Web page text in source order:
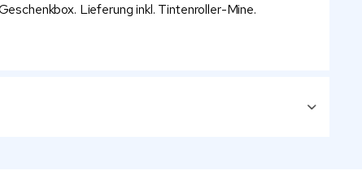
Lieferung inkl. Tintenroller-Mine.